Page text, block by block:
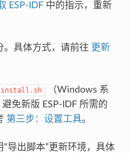
ESP-IDF中的指示，重新
。具体方式，请前往 更新
install.sh
（Windows 系
避免新版 ESP-IDF 所需的
第三步：设置工具。
导出脚本”更新环境，具体